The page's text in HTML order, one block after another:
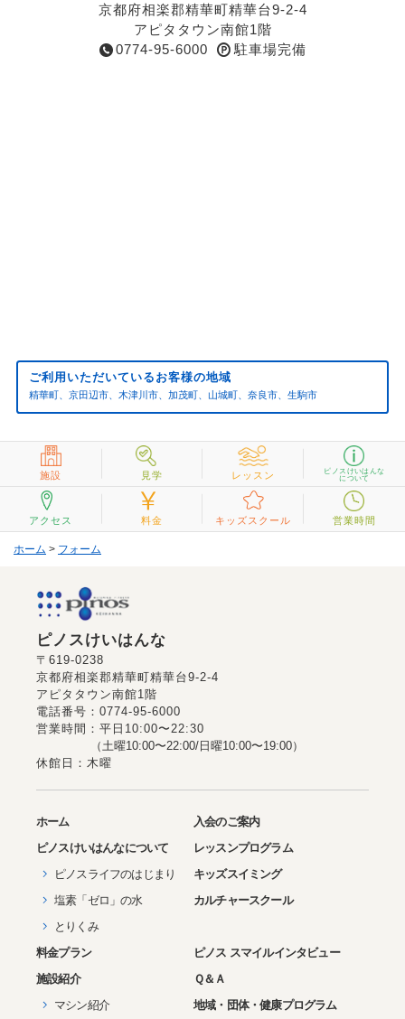
京都府相楽郡精華町精華台9-2-4
アピタタウン南館1階
0774-95-6000
駐車場完備
ご利用いただいているお客様の地域
精華町、京田辺市、木津川市、加茂町、山城町、奈良市、生駒市
施設 見学 レッスン
ピノスけいはんな
について
アクセス 料金 キッズスクール 営業時間
ホーム > フォーム
ピノスけいはんな
〒619-0238
京都府相楽郡精華町精華台9-2-4
アピタタウン南館1階
電話番号：0774-95-6000
営業時間：平日10:00〜22:30
（土曜10:00〜22:00/日曜10:00〜19:00）
休館日：木曜
ホーム
ピノスけいはんなについて
ピノスライフのはじまり
塩素「ゼロ」の水
とりくみ
入会のご案内
レッスンプログラム
キッズスイミング
カルチャースクール
料金プラン
施設紹介
マシン紹介
ピノス スマイルインタビュー
Ｑ＆Ａ
地域・団体・健康プログラム